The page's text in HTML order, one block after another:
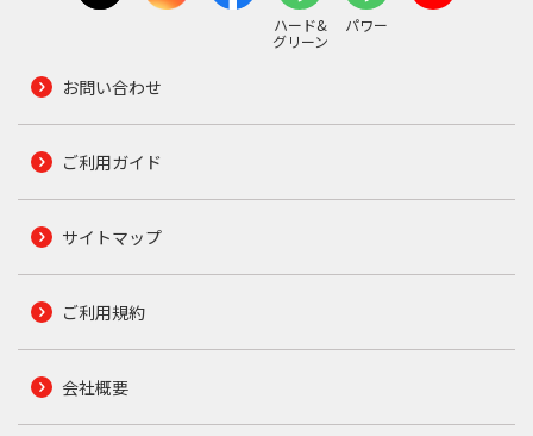
ハード&
グリーン
パワー
お問い合わせ
ご利用ガイド
サイトマップ
ご利用規約
会社概要